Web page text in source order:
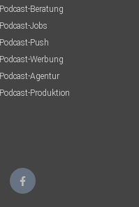
Podcast-Beratung
Podcast-Jobs
Podcast-Push
Podcast-Werbung
Podcast-Agentur
Podcast-Produktion